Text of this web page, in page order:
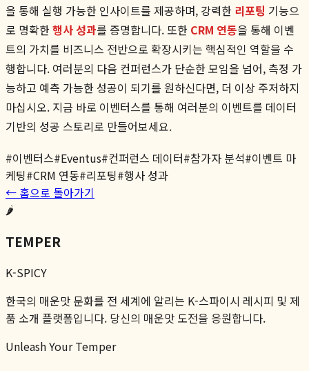
을 통해 실행 가능한 인사이트를 제공하며, 강력한 리포팅 기능으
로 명확한행사 성과를 증명합니다. 또한 CRM 연동을 통해 이벤
트의 가치를 비즈니스 전반으로 확장시키는 핵심적인 역할을 수
행합니다. 여러분의 다음 컨퍼런스가 단순한 모임을 넘어, 측정 가
능하고 예측 가능한 성공이 되기를 원하신다면, 더 이상 주저하지
마십시오. 지금 바로 이벤터스를 통해 여러분의 이벤트를 데이터
기반의 성공 스토리로 만들어보세요.
#이벤터스#Eventus#컨퍼런스 데이터#참가자 분석#이벤트 마
케팅#CRM 연동#리포팅#행사 성과
← 홈으로 돌아가기
🌶️
TEMPER
K-SPICY
한국의 매운맛 문화를 전 세계에 알리는 K-스파이시 레시피 및 제
품 소개 플랫폼입니다. 당신의 매운맛 도전을 응원합니다.
Unleash Your Temper